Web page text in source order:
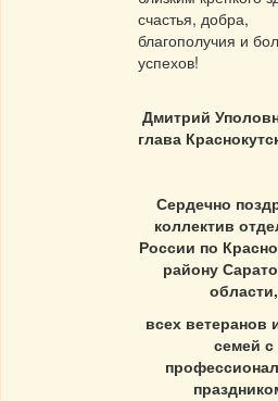
счастья, добра,
благополучия и
успехов!
Дмитрий
глава
Сердечно
коллектив
России по
району
области,
всех ветеранов
семей с